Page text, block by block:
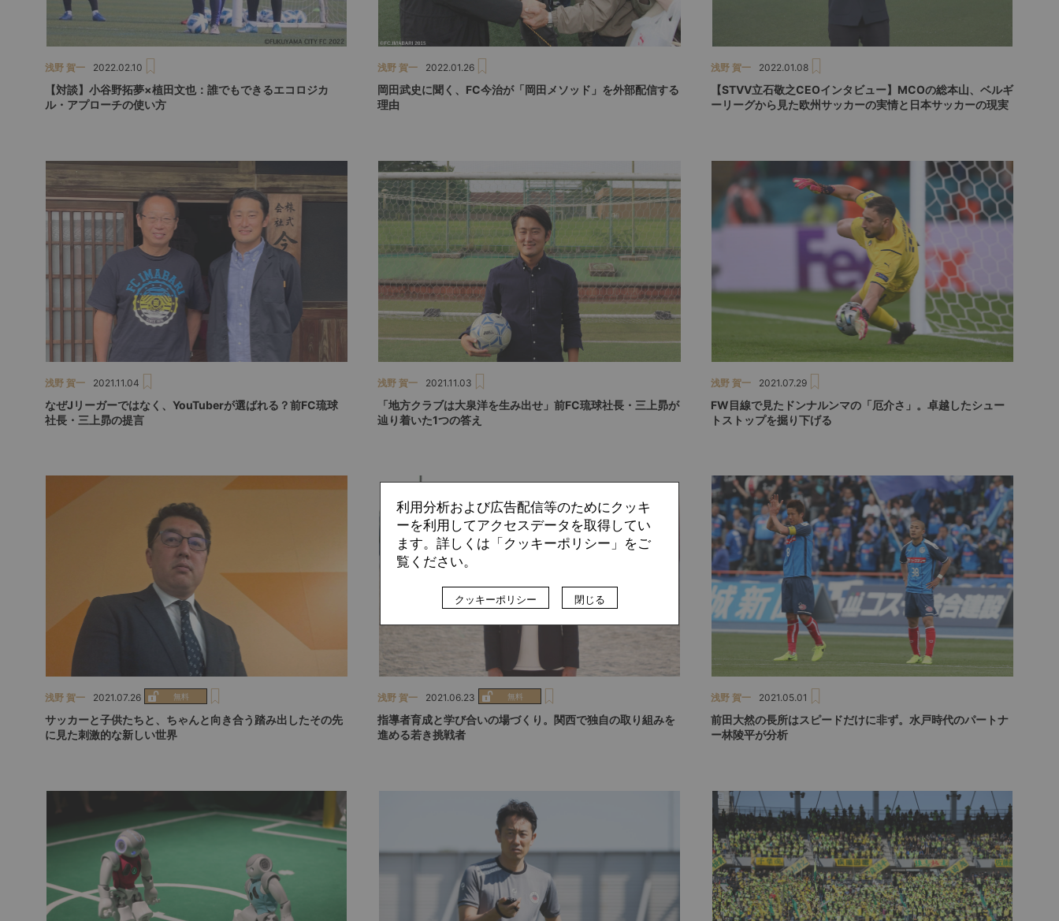
浅野 賀一 2022.02.10
【対談】小谷野拓夢×植田文也：誰でもできるエコロジカ
ル・アプローチの使い方
浅野 賀一 2022.01.26
岡田武史に聞く、FC今治が「岡田メソッド」を外部配信する
理由
浅野 賀一 2022.01.08
【STVV立石敬之CEOインタビュー】MCOの総本山、ベルギ
ーリーグから見た欧州サッカーの実情と日本サッカーの現実
浅野 賀一 2021.11.04
なぜJリーガーではなく、YouTuberが選ばれる？前FC琉球
社長・三上昴の提言
浅野 賀一 2021.11.03
「地方クラブは大泉洋を生み出せ」前FC琉球社長・三上昴が
辿り着いた1つの答え
浅野 賀一 2021.07.29
FW目線で見たドンナルンマの「厄介さ」。卓越したシュー
トストップを掘り下げる
浅野 賀一 2021.07.26
サッカーと子供たちと、ちゃんと向き合う踏み出したその先
に見た刺激的な新しい世界
浅野 賀一 2021.06.23
指導者育成と学び合いの場づくり。関西で独自の取り組みを
進める若き挑戦者
浅野 賀一 2021.05.01
前田大然の長所はスピードだけに非ず。水戸時代のパートナ
ー林陵平が分析
利用分析および広告配信等のためにクッキ
ーを利用してアクセスデータを取得してい
ます。詳しくは「クッキーポリシー」をご
覧ください。
クッキーポリシー 閉じる